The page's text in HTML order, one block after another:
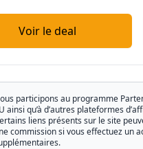
Voir le deal
participons au programme
ainsi qu’à d’autres plateformes
liens présents sur le site
commission si vous effectuez un